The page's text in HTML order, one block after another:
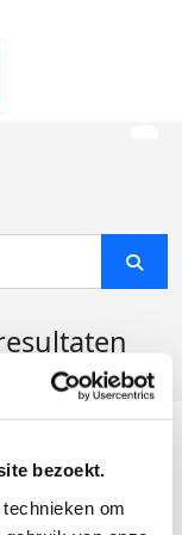
bezoekt.
om